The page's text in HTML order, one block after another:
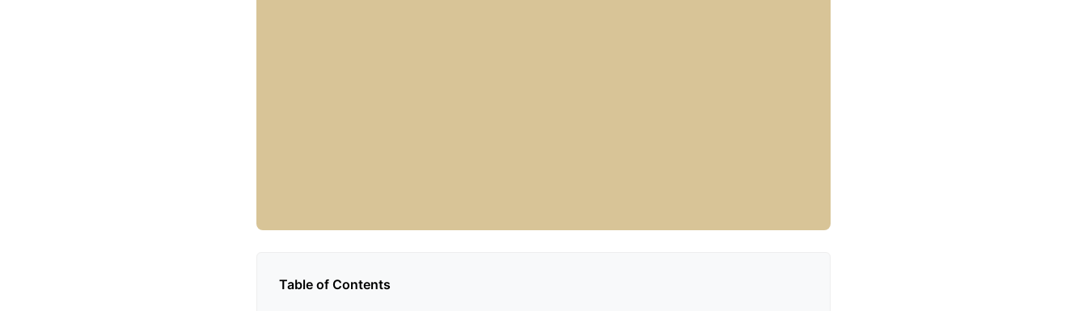
Table of Contents